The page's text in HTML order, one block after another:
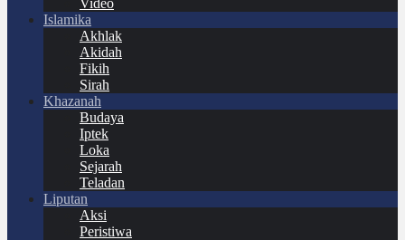
Video
Islamika
Akhlak
Akidah
Fikih
Sirah
Khazanah
Budaya
Iptek
Loka
Sejarah
Teladan
Liputan
Aksi
Peristiwa